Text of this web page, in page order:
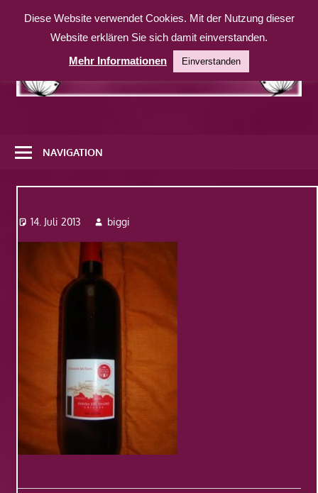
Inhalt
weitere
Website
NAVIGATION
14. Juli 2013 biggi
Diese Website verwendet Cookies. Mit der Nutzung dieser
Website erklären Sie sich damit einverstanden.
Mehr Informationen
Einverstanden